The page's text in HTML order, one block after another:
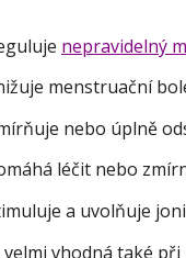
nepravidelný
menstruační
nebo úplně
léčit nebo
a uvolňuje
velmi vhodná také